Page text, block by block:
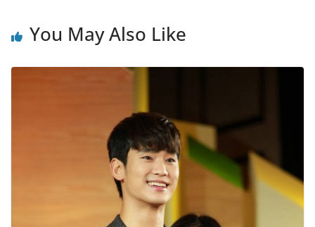
You May Also Like